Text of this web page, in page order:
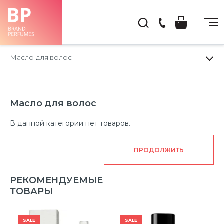
Масло для волос
Масло для волос
В данной категории нет товаров.
ПРОДОЛЖИТЬ
РЕКОМЕНДУЕМЫЕ
ТОВАРЫ
SALE SALE